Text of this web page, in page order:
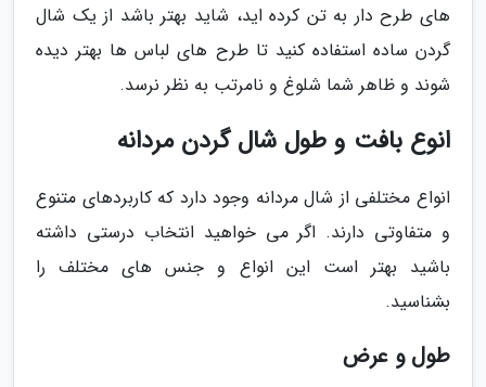
های طرح دار به تن کرده اید، شاید بهتر باشد از یک شال
گردن ساده استفاده کنید تا طرح های لباس ها بهتر دیده
شوند و ظاهر شما شلوغ و نامرتب به نظر نرسد.
انوع بافت و طول شال گردن مردانه
انواع مختلفی از شال مردانه وجود دارد که کاربردهای متنوع
و متفاوتی دارند. اگر می خواهید انتخاب درستی داشته
باشید بهتر است این انواع و جنس های مختلف را
بشناسید.
طول و عرض